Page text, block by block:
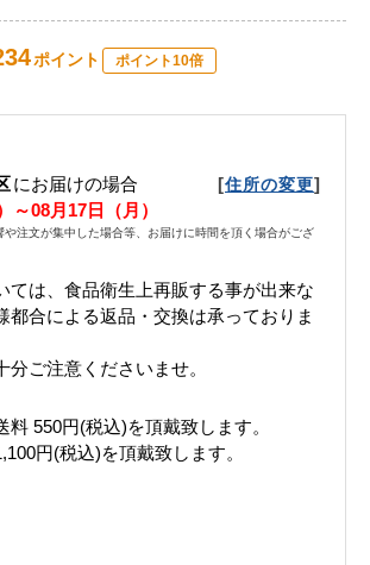
ポイント ポイント10倍
にお届けの場合 [住所の変更]
～08月17日（月）
や注文が集中した場合等、お届けに時間を頂く場合がござ
ては、食品衛生上再販する事が出来な
都合による返品・交換は承っておりま
分ご注意くださいませ。
料 550円(税込)を頂戴致します。
円(税込)を頂戴致します。